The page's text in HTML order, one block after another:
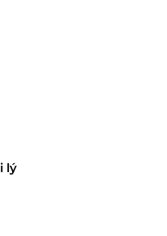
– Dinh dưỡng
1 trong 6 món thuần
lý